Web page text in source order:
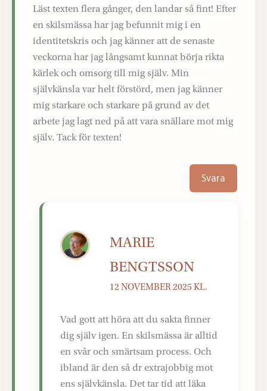
Läst texten flera gånger, den landar så fint! Efter
en skilsmässa har jag befunnit mig i en
identitetskris och jag känner att de senaste
veckorna har jag långsamt kunnat börja rikta
kärlek och omsorg till mig själv. Min
självkänsla var helt förstörd, men jag känner
mig starkare och starkare på grund av det
arbete jag lagt ned på att vara snällare mot mig
själv. Tack för texten!
Svara
MARIE
BENGTSSON
12 NOVEMBER 2025 KL.
Vad gott att höra att du sakta finner
dig själv igen. En skilsmässa är alltid
en svår och smärtsam process. Och
ibland är den så dr extrajobbig mot
ens självkänsla. Det tar tid att läka